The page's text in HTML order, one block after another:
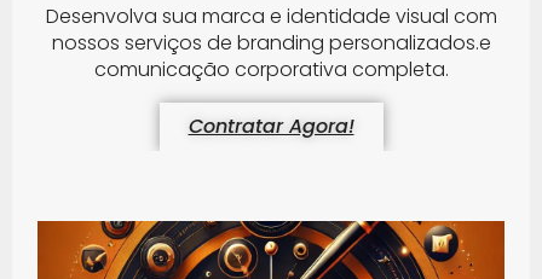
Desenvolva sua marca e identidade visual com
nossos serviços de branding personalizados.e
comunicação corporativa completa.
Contratar Agora!